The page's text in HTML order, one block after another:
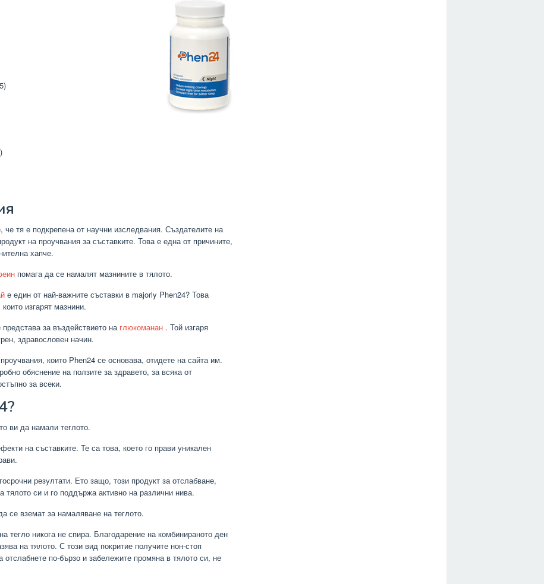
тя е подкрепена от научни изследвания. Създателите на
на проучвания за съставките. Това е една от причините,
хапче.
помага да се намалят мазнините в тялото.
е един от най-важните съставки в majorly Phen24? Това
изгарят мазнини.
за въздействието на глюкоманан . Той изгаря
здравословен начин.
които Phen24 се основава, отидете на сайта им.
обяснение на ползите за здравето, за всяка от
за всеки.
ви да намали теглото.
на съставките. Те са това, което го прави уникален
резултати. Ето защо, този продукт за отслабване,
тялото си и го поддържа активно на различни нива.
се вземат за намаляване на теглото.
тегло никога не спира. Благодарение на комбинираното ден
на тялото. С този вид покритие получите нон-стоп
по-бързо и забележите промяна в тялото си, не